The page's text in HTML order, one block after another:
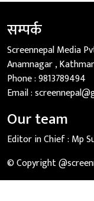
सम्पर्क
Screennepal Media
Anamnagar ,
Phone :9813789494
Email :
Our team
Editor in Chief : Mp
© Copyright